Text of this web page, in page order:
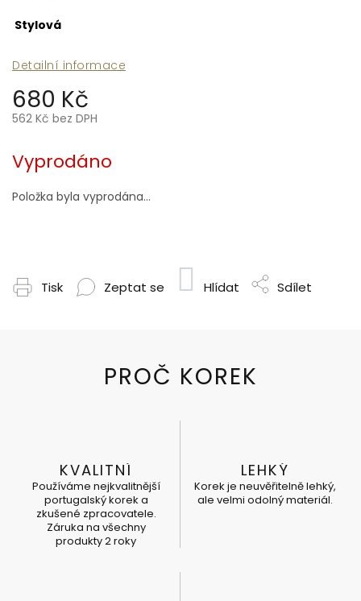
680 Kč
562 Kč bez DPH
cena:
Vyprodáno
Položka byla vyprodána…
Stylová
Detailní informace
Tisk Zeptat se Hlídat Sdílet
KVALITNÍ
Používáme nejkvalitnější
portugalský korek a
zkušené zpracovatele.
Záruka na všechny
produkty 2 roky
LEHKÝ
Korek je neuvěřitelně lehký,
ale velmi odolný materiál.